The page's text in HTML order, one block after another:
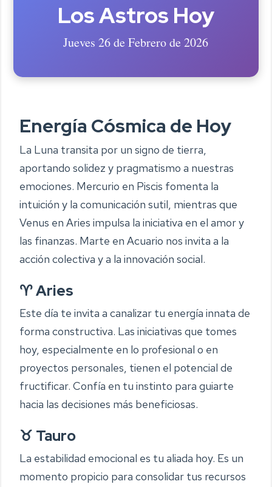
Los Astros Hoy
Jueves 26 de Febrero de 2026
Energía Cósmica de Hoy
La Luna transita por un signo de tierra,
aportando solidez y pragmatismo a nuestras
emociones. Mercurio en Piscis fomenta la
intuición y la comunicación sutil, mientras que
Venus en Aries impulsa la iniciativa en el amor y
las finanzas. Marte en Acuario nos invita a la
acción colectiva y a la innovación social.
♈ Aries
Este día te invita a canalizar tu energía innata de
forma constructiva. Las iniciativas que tomes
hoy, especialmente en lo profesional o en
proyectos personales, tienen el potencial de
fructificar. Confía en tu instinto para guiarte
hacia las decisiones más beneficiosas.
♉ Tauro
La estabilidad emocional es tu aliada hoy. Es un
momento propicio para consolidar tus recursos